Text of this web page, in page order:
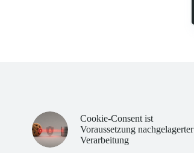
Cookie-Consent ist
Voraussetzung nachgelagerter
Verarbeitung